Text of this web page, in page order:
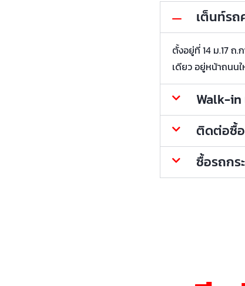
เต็นท์ร
ตั้งอยู่ที่ 14 ม.17 ถ
เดียว อยู่หน้าถนน
Walk-in
ติดต่อซื้อ
ซื้อรถกร